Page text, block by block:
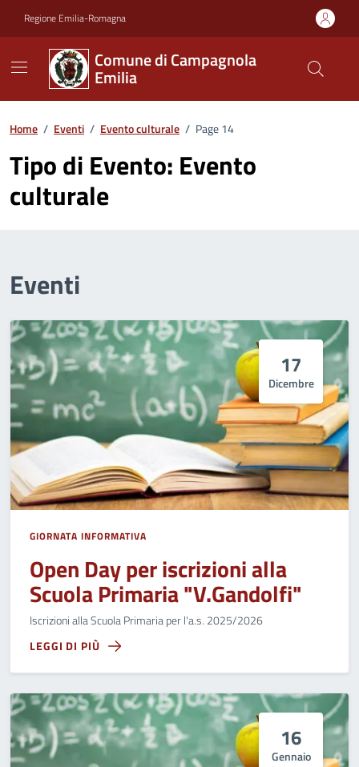
Regione Emilia-Romagna
Comune di Campagnola
Emilia
Home / Eventi / Evento culturale / Page 14
Tipo di Evento: Evento
culturale
Eventi
17
Dicembre
GIORNATA INFORMATIVA
Open Day per iscrizioni alla
Scuola Primaria "V.Gandolfi"
Iscrizioni alla Scuola Primaria per l'a.s. 2025/2026
LEGGI DI PIÙ
16
Gennaio